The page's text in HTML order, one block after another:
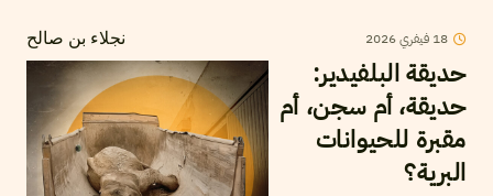
نجلاء بن صالح 18 فيفري2026
حديقة البلفيدير:
حديقة، أم سجن، أم
مقبرة للحيوانات
البرية؟